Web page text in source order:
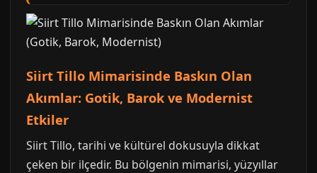
Siirt Tillo Mimarisinde Baskın Olan
Akımlar: Gotik, Barok ve Modernist
Etkiler
Siirt Tillo, tarihi ve kültürel dokusuyla dikkat
çeken bir ilçedir. Bu bölgenin mimarisi, yüzyıllar